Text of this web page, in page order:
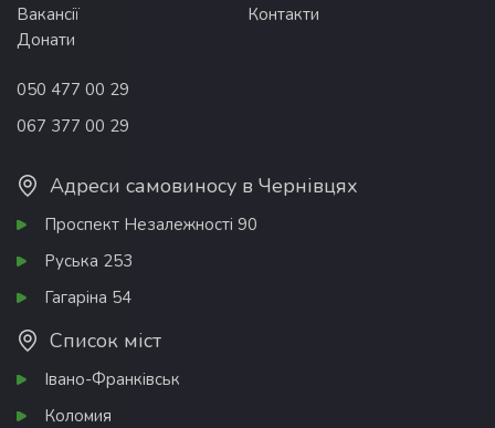
Вакансії
Контакти
Донати
050 477 00 29
067 377 00 29
Адреси самовиносу в Чернівцях
Проспект Незалежності 90
Руська 253
Гагаріна 54
Список міст
Івано-Франківськ
Коломия